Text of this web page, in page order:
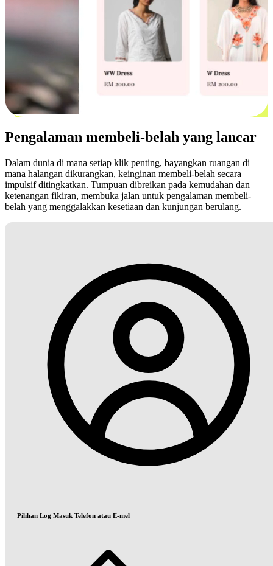
Pengalaman membeli-belah yang lancar
Dalam dunia di mana setiap klik penting, bayangkan ruangan di
mana halangan dikurangkan, keinginan membeli-belah secara
impulsif ditingkatkan. Tumpuan dibreikan pada kemudahan dan
ketenangan fikiran, membuka jalan untuk pengalaman membeli-
belah yang menggalakkan kesetiaan dan kunjungan berulang.
Pilihan Log Masuk Telefon atau E-mel